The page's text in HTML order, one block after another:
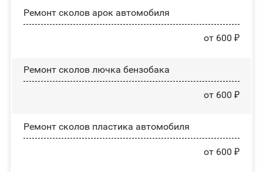
Ремонт сколов арок автомобиля
от 600 ₽
Ремонт сколов лючка бензобака
от 600 ₽
Ремонт сколов пластика автомобиля
от 600 ₽